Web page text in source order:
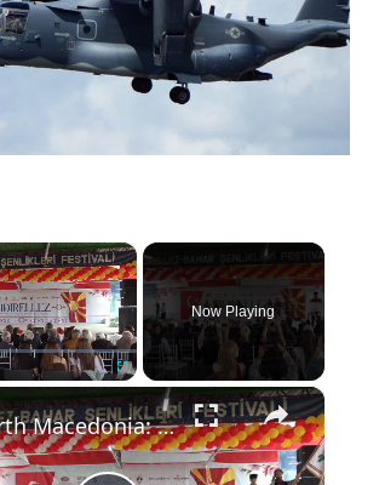
×
Fullscreen
Now Playing
×
North Macedonia: Valandovo hosts 33rd International Hidirellez Spring Festival in North Macedonia.